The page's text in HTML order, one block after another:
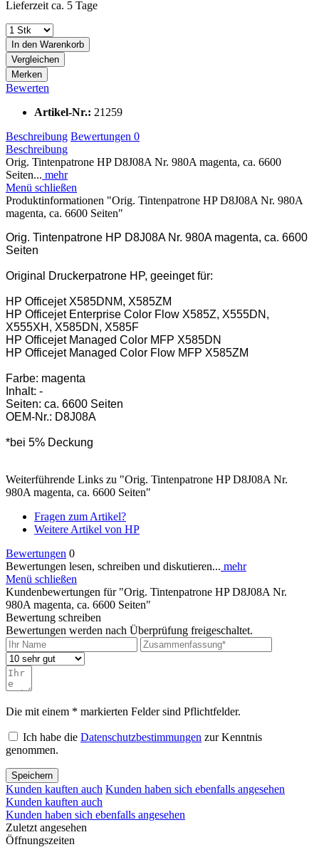
Lieferzeit ca. 5 Tage
In den Warenkorb
Vergleichen
Merken
Bewerten
Artikel-Nr.: 21259
Beschreibung Bewertungen 0
Beschreibung
Orig. Tintenpatrone HP D8J08A Nr. 980A magenta, ca. 6600
Seiten... mehr
Menü schließen
Produktinformationen "Orig. Tintenpatrone HP D8J08A Nr. 980A
magenta, ca. 6600 Seiten"
Orig. Tintenpatrone HP D8J08A Nr. 980A magenta, ca. 6600
Seiten
Original Druckerpatrone HP, geeinget für:
HP Officejet X585DNM, X585ZM
HP Officejet Enterprise Color Flow X585Z, X555DN,
X555XH, X585DN, X585F
HP Officejet Managed Color MFP X585DN
HP Officejet Managed Color Flow MFP X585ZM
Farbe: magenta
Inhalt: -
Seiten: ca. 6600 Seiten
OEM-Nr.: D8J08A
*bei 5% Deckung
Weiterführende Links zu "Orig. Tintenpatrone HP D8J08A Nr.
980A magenta, ca. 6600 Seiten"
Fragen zum Artikel?
Weitere Artikel von HP
Bewertungen 0
Bewertungen lesen, schreiben und diskutieren... mehr
Menü schließen
Kundenbewertungen für "Orig. Tintenpatrone HP D8J08A Nr.
980A magenta, ca. 6600 Seiten"
Bewertung schreiben
Bewertungen werden nach Überprüfung freigeschaltet.
Die mit einem * markierten Felder sind Pflichtfelder.
Ich habe die Datenschutzbestimmungen zur Kenntnis
genommen.
Speichern
Kunden kauften auch Kunden haben sich ebenfalls angesehen
Kunden kauften auch
Kunden haben sich ebenfalls angesehen
Zuletzt angesehen
Öffnungszeiten